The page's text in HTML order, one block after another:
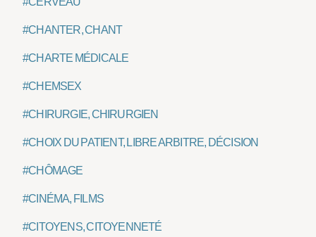
#CHANTER, CHANT
#CHARTE MÉDICALE
#CHEMSEX
#CHIRURGIE, CHIRURGIEN
#CHOIX DU PATIENT, LIBRE ARBITRE, DÉCISION
#CHÔMAGE
#CINÉMA, FILMS
#CITOYENS, CITOYENNETÉ